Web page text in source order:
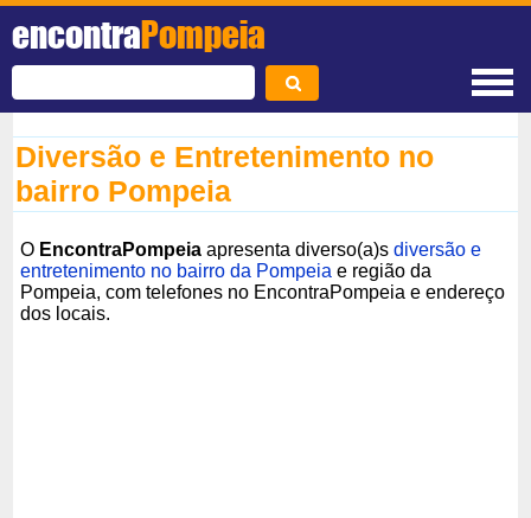
encontraPompeia
Diversão e Entretenimento no
bairro Pompeia
O EncontraPompeia apresenta diverso(a)sdiversão e
entretenimento no bairro da Pompeia e região da
Pompeia, com telefones no EncontraPompeia e endereço
dos locais.